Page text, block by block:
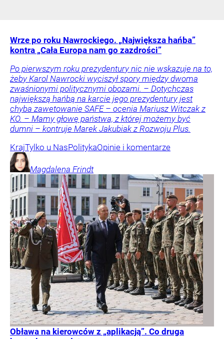
Wrze po roku Nawrockiego. „Największa hańba”
kontra „Cała Europa nam go zazdrości”
Po pierwszym roku prezydentury nic nie wskazuje na to,
żeby Karol Nawrocki wyciszył spory między dwoma
zwaśnionymi politycznymi obozami. – Dotychczas
największą hańbą na karcie jego prezydentury jest
chyba zawetowanie SAFE – ocenia Mariusz Witczak z
KO. – Mamy głowę państwa, z której możemy być
dumni – kontruje Marek Jakubiak z Rozwoju Plus.
KrajTylko u NasPolitykaOpinie i komentarze
Magdalena Frindt
Obława na kierowców z „aplikacją”. Co druga